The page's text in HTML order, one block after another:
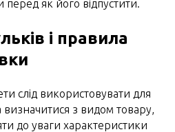
перед як його відпустити.
і правила
слід використовувати для
визначитися з видом товару,
до уваги характеристики